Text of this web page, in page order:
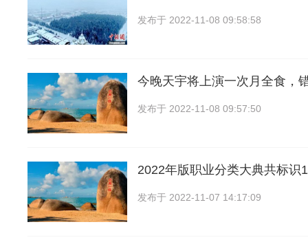
发布于 2022-11-08 09:58:58
今晚天宇将上演一次月全食，
发布于 2022-11-08 09:57:50
2022年版职业分类大典共标识
发布于 2022-11-07 14:17:09